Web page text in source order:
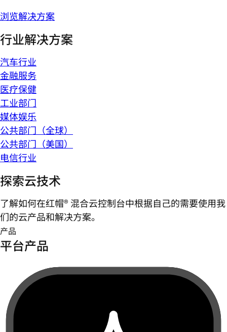
浏览解决方案
行业解决方案
汽车行业
金融服务
医疗保健
工业部门
媒体娱乐
公共部门（全球）
公共部门（美国）
电信行业
探索云技术
了解如何在红帽® 混合云控制台中根据自己的需要使用我
们的云产品和解决方案。
产品
平台产品